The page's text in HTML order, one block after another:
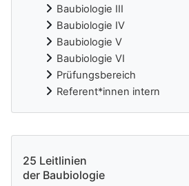
Baubiologie III
Baubiologie IV
Baubiologie V
Baubiologie VI
Prüfungsbereich
Referent*innen intern
25 Leitlinien
der Baubiologie